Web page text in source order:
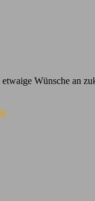
Wünsche an